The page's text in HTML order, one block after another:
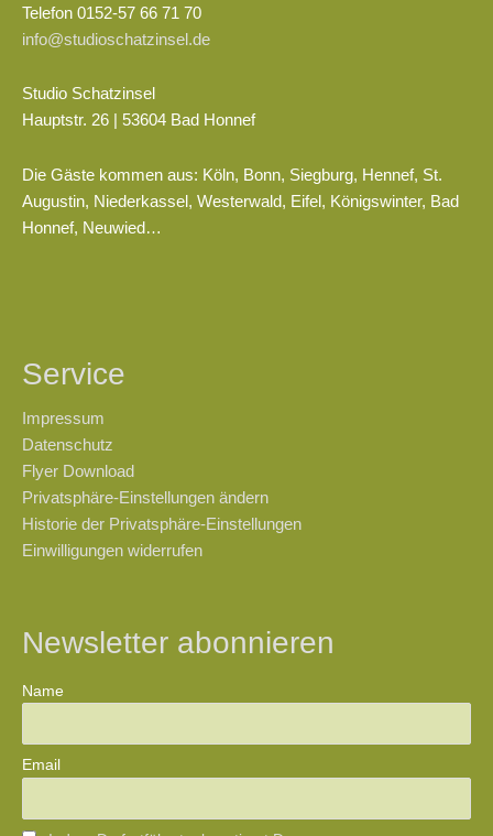
Telefon 0152-57 66 71 70
info@studioschatzinsel.de
Studio Schatzinsel
Hauptstr. 26 | 53604 Bad Honnef
Die Gäste kommen aus: Köln, Bonn, Siegburg, Hennef, St.
Augustin, Niederkassel, Westerwald, Eifel, Königswinter, Bad
Honnef, Neuwied…
Service
Impressum
Datenschutz
Flyer Download
Privatsphäre-Einstellungen ändern
Historie der Privatsphäre-Einstellungen
Einwilligungen widerrufen
Newsletter abonnieren
Name
Email